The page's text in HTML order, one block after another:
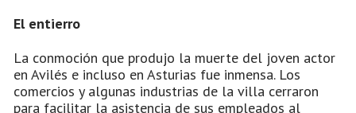
El entierro
La conmoción que produjo la muerte del joven actor
en Avilés e incluso en Asturias fue inmensa. Los
comercios y algunas industrias de la villa cerraron
para facilitar la asistencia de sus empleados al